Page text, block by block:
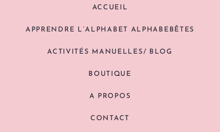
ACCUEIL
APPRENDRE L’ALPHABET ALPHABEBÊTES
ACTIVITÉS MANUELLES/ BLOG
BOUTIQUE
A PROPOS
CONTACT